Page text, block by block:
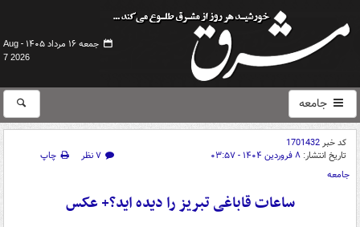
جمعه ۱۶ مرداد ۱۴۰۵ -
Aug
7 2026
جامعه
کد خبر1701432
تاریخ انتشار: ۸ فروردین ۱۴۰۴ - ۰۳:۵۷ ۷ نظر
چاپ
جامعه
ساعات قاباغی تبریز را دیده اید؟+ عکس